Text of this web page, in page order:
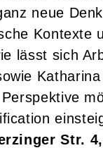
neue
Kontexte
lässt sich
Str.